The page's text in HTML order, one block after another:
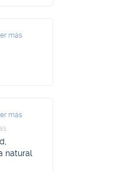
más
más
natural